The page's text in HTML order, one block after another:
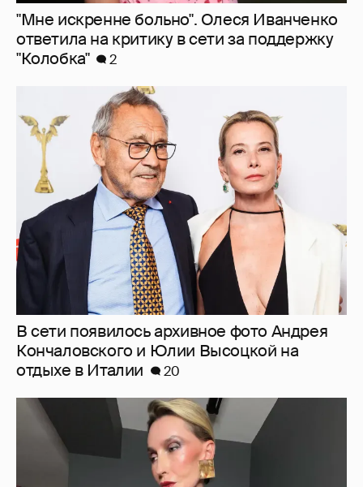
В сети появилось архивное фото Андрея
Кончаловского и Юлии Высоцкой на
отдыхе в Италии
20
"Люблю своё тело". 52-летняя Наталья
Максимова показала фигуру в "голых"